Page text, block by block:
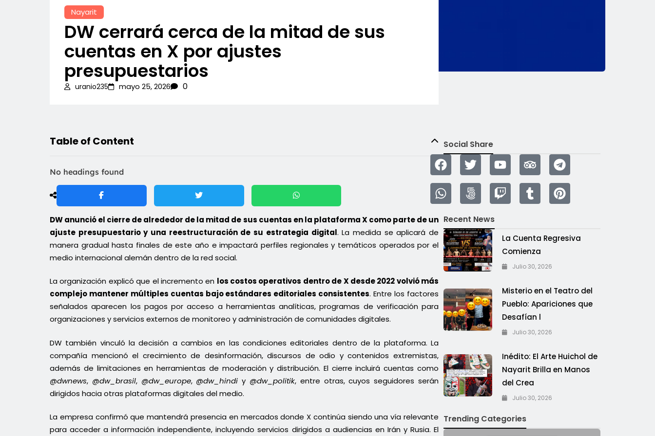
Nayarit
DW cerrará cerca de la mitad de sus
cuentas en X por ajustes
presupuestarios
uranio235 mayo 25, 2026 0
Table of Content
No headings found
DW anunció el cierre de alrededor de la mitad de sus cuentas en la plataforma X como parte de un
ajuste presupuestario y una reestructuración de su estrategia digital. La medida se aplicará de
manera gradual hasta finales de este año e impactará perfiles regionales y temáticos operados por el
medio internacional alemán dentro de la red social.
La organización explicó que el incremento en los costos operativos dentro de X desde 2022 volvió más
complejo mantener múltiples cuentas bajo estándares editoriales consistentes. Entre los factores
señalados aparecen los pagos por acceso a herramientas analíticas, programas de verificación para
organizaciones y servicios externos de monitoreo y administración de comunidades digitales.
DW también vinculó la decisión a cambios en las condiciones editoriales dentro de la plataforma. La
compañía mencionó el crecimiento de desinformación, discursos de odio y contenidos extremistas,
además de limitaciones en herramientas de moderación y distribución. El cierre incluirá cuentas como
@dwnews, @dw_brasil, @dw_europe, @dw_hindi y @dw_politik, entre otras, cuyos seguidores serán
dirigidos hacia otras plataformas digitales del medio.
La empresa confirmó que mantendrá presencia en mercados donde X continúa siendo una vía relevante
para acceder a información independiente, incluyendo servicios dirigidos a audiencias en Irán y Rusia. El
Social Share
Recent News
La Cuenta Regresiva
Comienza
Julio 30, 2026
Misterio en el Teatro del
Pueblo: Apariciones que
Desafían l
Julio 30, 2026
Inédito: El Arte Huichol de
Nayarit Brilla en Manos
del Crea
Julio 30, 2026
Trending Categories